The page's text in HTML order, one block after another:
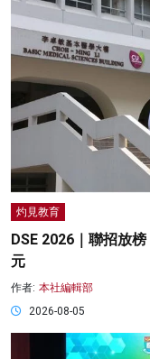
灼見教育
DSE 2026｜聯招放
元
作者: 本社編輯部
2026-08-05